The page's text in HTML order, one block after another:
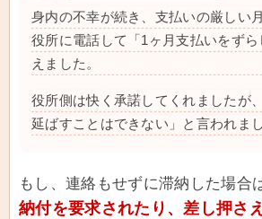
身内の不幸が続き、支払いの厳しい
役所に電話して「1ヶ月支払いをず
えました。
役所側は快く承諾してくれましたが
延ばすことはできない」と言われまし
もし、連絡もせずに滞納した場合
納付を要求されたり、差し押さ